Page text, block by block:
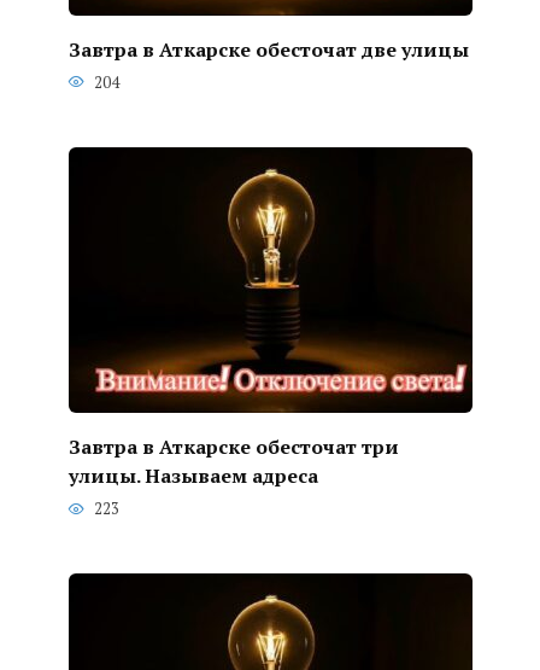
Завтра в Аткарске обесточат две улицы
204
Завтра в Аткарске обесточат три
улицы. Называем адреса
223